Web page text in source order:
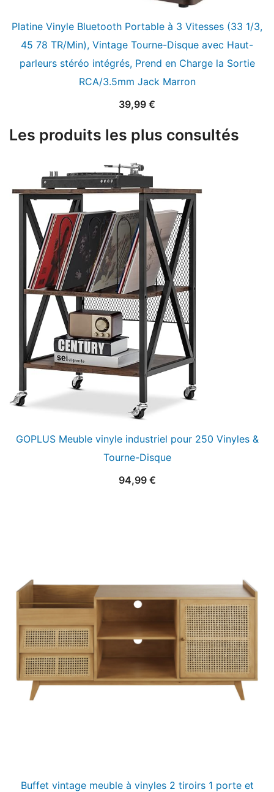
Platine Vinyle Bluetooth Portable à 3 Vitesses (33 1/3,
45 78 TR/Min), Vintage Tourne-Disque avec Haut-
parleurs stéréo intégrés, Prend en Charge la Sortie
RCA/3.5mm Jack Marron
39,99 €
Les produits les plus consultés
GOPLUS Meuble vinyle industriel pour 250 Vinyles &
Tourne-Disque
94,99 €
Buffet vintage meuble à vinyles 2 tiroirs 1 porte et